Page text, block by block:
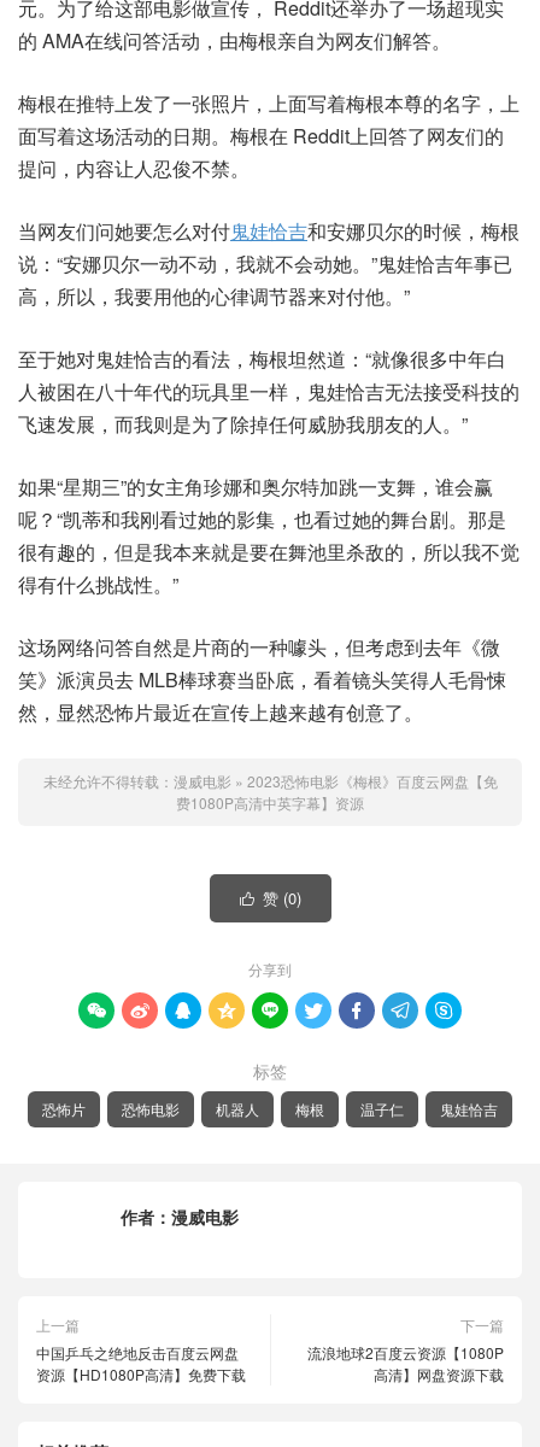
元。为了给这部电影做宣传， Reddit还举办了一场超现实
的 AMA在线问答活动，由梅根亲自为网友们解答。
梅根在推特上发了一张照片，上面写着梅根本尊的名字，上
面写着这场活动的日期。梅根在 Reddit上回答了网友们的
提问，内容让人忍俊不禁。
当网友们问她要怎么对付鬼娃恰吉和安娜贝尔的时候，梅根
说：“安娜贝尔一动不动，我就不会动她。”鬼娃恰吉年事已
高，所以，我要用他的心律调节器来对付他。”
至于她对鬼娃恰吉的看法，梅根坦然道：“就像很多中年白
人被困在八十年代的玩具里一样，鬼娃恰吉无法接受科技的
飞速发展，而我则是为了除掉任何威胁我朋友的人。”
如果“星期三”的女主角珍娜和奥尔特加跳一支舞，谁会赢
呢？“凯蒂和我刚看过她的影集，也看过她的舞台剧。那是
很有趣的，但是我本来就是要在舞池里杀敌的，所以我不觉
得有什么挑战性。”
这场网络问答自然是片商的一种噱头，但考虑到去年《微
笑》派演员去 MLB棒球赛当卧底，看着镜头笑得人毛骨悚
然，显然恐怖片最近在宣传上越来越有创意了。
未经允许不得转载： 漫威电影 » 2023恐怖电影《梅根》百度云网盘【免
费1080P高清中英字幕】资源
 赞 (0)
分享到
        
标签
恐怖片 恐怖电影 机器人 梅根 温子仁 鬼娃恰吉
作者： 漫威电影
上一篇
中国乒乓之绝地反击百度云网盘
资源【HD1080P高清】免费下载
下一篇
流浪地球2百度云资源【1080P
高清】网盘资源下载